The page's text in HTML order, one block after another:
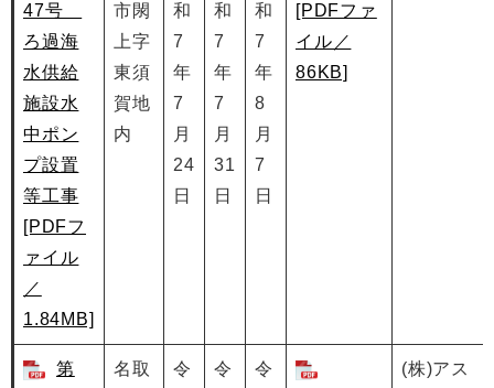
47号
ろ過海
水供給
施設水
中ポン
プ設置
等工事
[PDFフ
ァイル
／
1.84MB]
市閖
上字
東須
賀地
内
和
7
年
7
月
24
日
和
7
年
7
月
31
日
和
7
年
8
月
7
日
[PDFファ
イル／
86KB]
第
名取
令
令
令
(株)アス